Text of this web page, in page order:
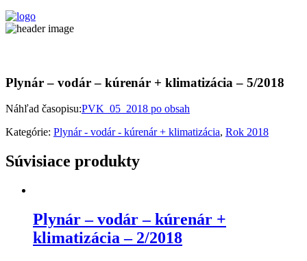
Plynár – vodár – kúrenár + klimatizácia – 5/2018
Náhľad časopisu:PVK_05_2018 po obsah
Kategórie: Plynár - vodár - kúrenár + klimatizácia, Rok 2018
Súvisiace produkty
Plynár – vodár – kúrenár +
klimatizácia – 2/2018